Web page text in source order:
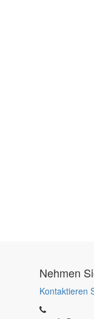
Nehmen
Kontaktieren